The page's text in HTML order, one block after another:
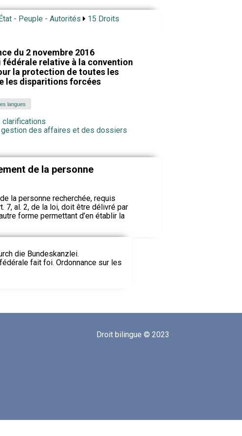
- Peuple - Autorités
15 Droits
du 2 novembre 2016
relative à la convention
la protection de toutes les
les disparitions forcées
langues
clarifications
gestion des affaires et des dossiers
de la personne
la personne recherchée, requis
7, al. 2, de la loi, doit être délivré par
forme permettant d’en établir la
die Bundeskanzlei.
fait foi. Ordonnance sur les
Droit bilingue © 2023